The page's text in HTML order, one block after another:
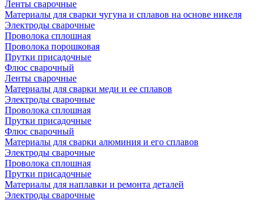
Ленты сварочные
Материалы для сварки чугуна и сплавов на основе никеля
Электроды сварочные
Проволока сплошная
Проволока порошковая
Прутки присадочные
Флюс сварочный
Ленты сварочные
Материалы для сварки меди и ее сплавов
Электроды сварочные
Проволока сплошная
Прутки присадочные
Флюс сварочный
Материалы для сварки алюминия и его сплавов
Электроды сварочные
Проволока сплошная
Прутки присадочные
Материалы для наплавки и ремонта деталей
Электроды сварочные